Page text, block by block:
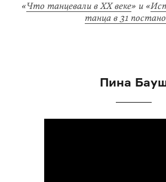
«Что танцевали в XX веке» и «
танца в 31
Пина